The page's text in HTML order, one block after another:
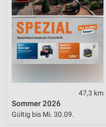
47,3 km
Sommer 2026
Gültig bis Mi. 30.09.